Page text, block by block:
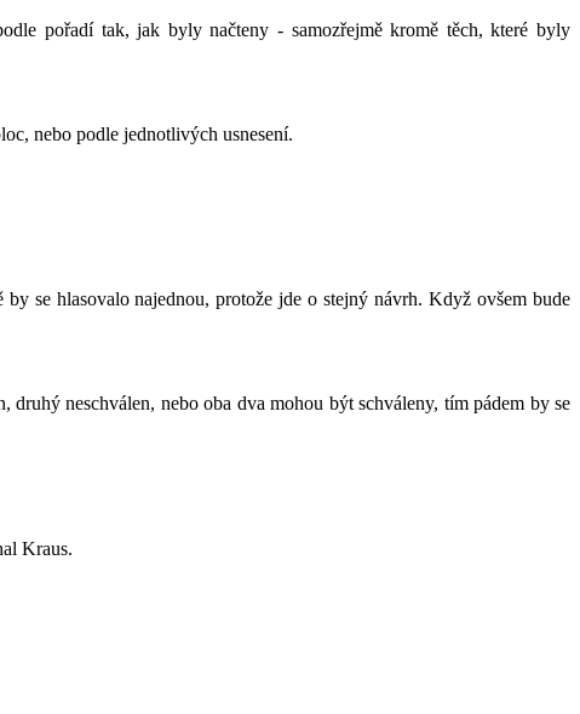
pořadí tak, jak byly načteny - samozřejmě kromě těch, které byly
nebo podle jednotlivých usnesení.
se hlasovalo najednou, protože jde o stejný návrh. Když ovšem bude
neschválen, nebo oba dva mohou být schváleny, tím pádem by se
Kraus.